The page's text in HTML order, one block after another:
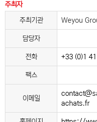
주최자
주최기관
Weyou
담당자
전화 +33 (0)1
팩스
이메일
achats.fr